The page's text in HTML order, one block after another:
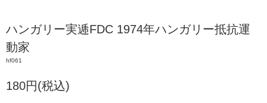
ハンガリー実逓FDC 1974年ハンガリー抵抗運
動家
hf061
180円(税込)